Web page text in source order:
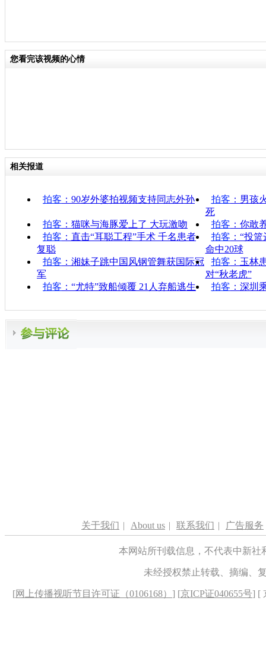
您看完该视频的心情
相关报道
拍客 ：90岁外婆拍视频支持同志外孙 拍客 ：男孩
死
拍客 ：猫咪与海豚爱上了 大玩激吻 拍客 ：你敢
拍客 ：直击“耳聪工程”手术 千名患者
复聪
拍客 ：“投
命中20球
拍客 ：湘妹子跳中国风钢管舞获国际冠
军
拍客 ：玉林
对“秋老虎”
拍客 ：“尤特”致船倾覆 21人弃船逃生 拍客 ：深圳
关于我们 | About us | 联系我们 | 广告服务
本网站所刊载信息，不代表中新
未经授权禁止转载、摘编、
[网上传播视听节目许可证（0106168） ] [京ICP证040655号] [